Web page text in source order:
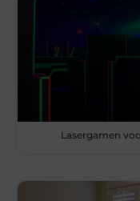
Lasergamen